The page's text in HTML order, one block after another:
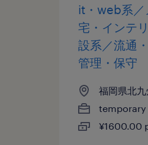
it・web系／
宅・インテ
設系／流通
管理・保守
福岡県北
temporary
¥1600.00